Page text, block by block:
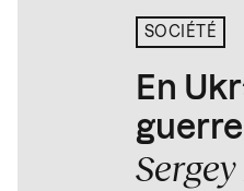
SOCIÉTÉ
En